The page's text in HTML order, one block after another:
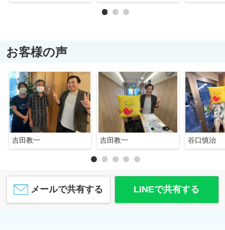
お客様の声
吉田教一 吉田教一 谷口慎治
メールで共有する LINEで共有する